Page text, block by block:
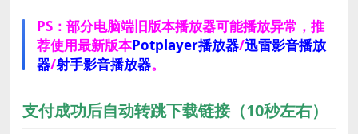
PS：部分电脑端旧版本播放器可能播放异常，推
荐使用最新版本Potplayer播放器/迅雷影音播放
器/射手影音播放器。
支付成功后自动转跳下载链接（10秒左右）